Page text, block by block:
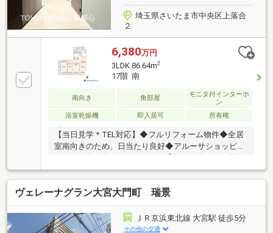
埼玉県さいたま市中央区上落合
２
6,380万円
3LDK 86.64m2
17階 南
南向き 角部屋
モニタ付インターホ
ン
浴室乾燥機
即入居可 所有権
【当日見学＊TEL対応】◆フルリフォーム物件◆全居
室南向きのため、日当たり良好◆アルーサショッピン
グモール直結◆3LDK・86.64㎡【当日・翌日のご見学
希望のお客様はお電話でご予約ください】◆フリーダ
イヤル ０１２０－８５４―３７４【東宝ハウス新都
心 限定キャンペーン】◆最大5000円分のギフトカー
ドをプレゼント！ ＊ご来店アンケートにご協力くだ
さい【東宝ハウス新都心 クラブ会員の特典】◆最優
遇金利０．８３％～ 豊富な提携ローン◆飲食店・ホ
ヴェレーナグラン大宮大門町 瑞景
ＪＲ京浜東北線 大宮駅 徒歩5分
その他の交通